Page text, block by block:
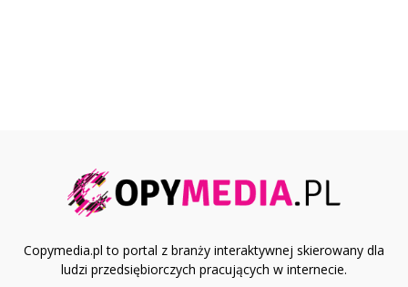
Copymedia.pl to portal z branży interaktywnej skierowany dla
ludzi przedsiębiorczych pracujących w internecie.